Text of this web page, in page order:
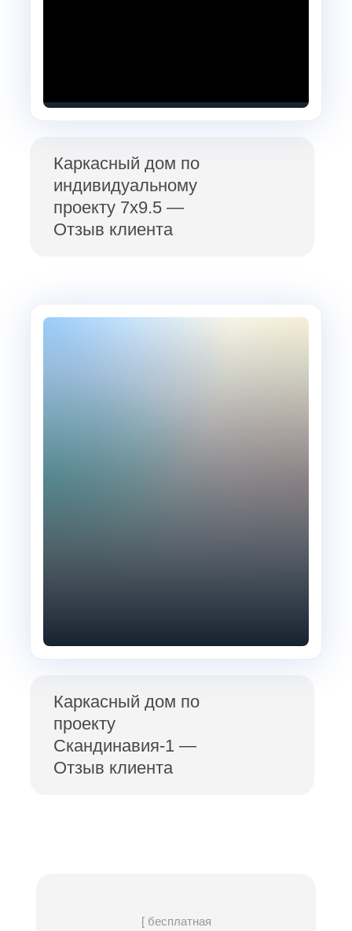
Каркасный дом по
индивидуальному
проекту 7х9.5 —
Отзыв клиента
Каркасный дом по
проекту
Скандинавия-1 —
Отзыв клиента
[ бесплатная